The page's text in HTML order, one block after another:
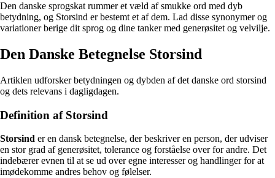
Den danske sprogskat rummer et væld af smukke ord med dyb
betydning, og Storsind er bestemt et af dem. Lad disse synonymer og
variationer berige dit sprog og dine tanker med generøsitet og velvilje.
Den Danske Betegnelse Storsind
Artiklen udforsker betydningen og dybden af det danske ord storsind
og dets relevans i dagligdagen.
Definition af Storsind
Storsind er en dansk betegnelse, der beskriver en person, der udviser
en stor grad af generøsitet, tolerance og forståelse over for andre. Det
indebærer evnen til at se ud over egne interesser og handlinger for at
imødekomme andres behov og følelser.